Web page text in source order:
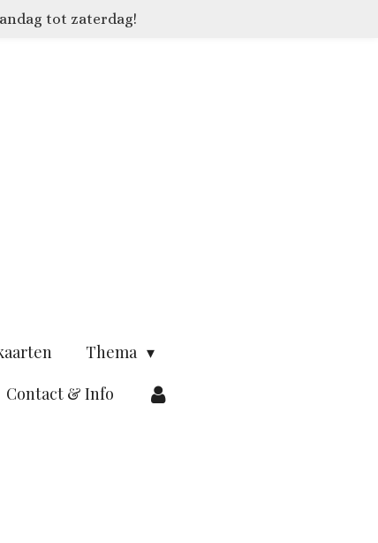
tot zaterdag!
Thema
Contact & Info